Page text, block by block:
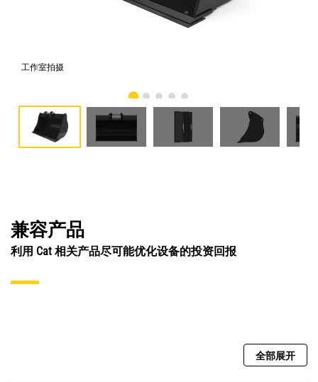
工作室拍摄
兼容产品
利用 Cat 相关产品尽可能优化设备的投资回报
全部展开